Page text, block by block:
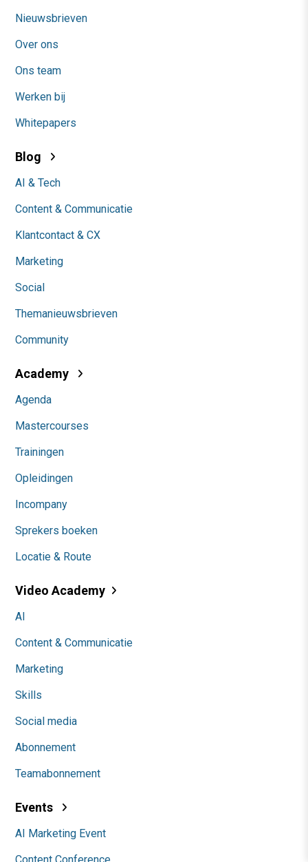
Nieuwsbrieven
Over ons
Ons team
Werken bij
Whitepapers
Blog
AI & Tech
Content & Communicatie
Klantcontact & CX
Marketing
Social
Themanieuwsbrieven
Community
Academy
Agenda
Mastercourses
Trainingen
Opleidingen
Incompany
Sprekers boeken
Locatie & Route
Video Academy
AI
Content & Communicatie
Marketing
Skills
Social media
Abonnement
Teamabonnement
Events
AI Marketing Event